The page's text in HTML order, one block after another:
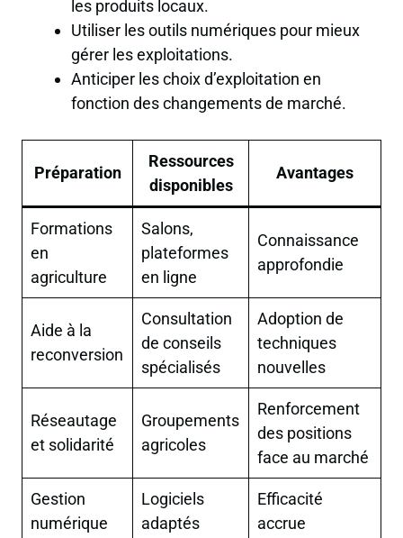
les produits locaux.
Utiliser les outils numériques pour mieux
gérer les exploitations.
Anticiper les choix d’exploitation en
fonction des changements de marché.
Préparation
Ressources
disponibles
Avantages
Formations
en
agriculture
Salons,
plateformes
en ligne
Connaissance
approfondie
Aide à la
reconversion
Consultation
de conseils
spécialisés
Adoption de
techniques
nouvelles
Réseautage
et solidarité
Groupements
agricoles
Renforcement
des positions
face au marché
Gestion
numérique
Logiciels
adaptés
Efficacité
accrue